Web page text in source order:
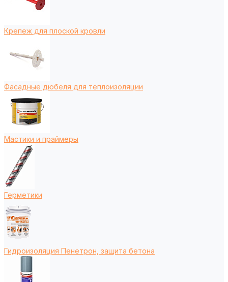
Крепеж для плоской кровли
Фасадные дюбеля для теплоизоляции
Мастики и праймеры
Герметики
Гидроизоляция Пенетрон, защита бетона